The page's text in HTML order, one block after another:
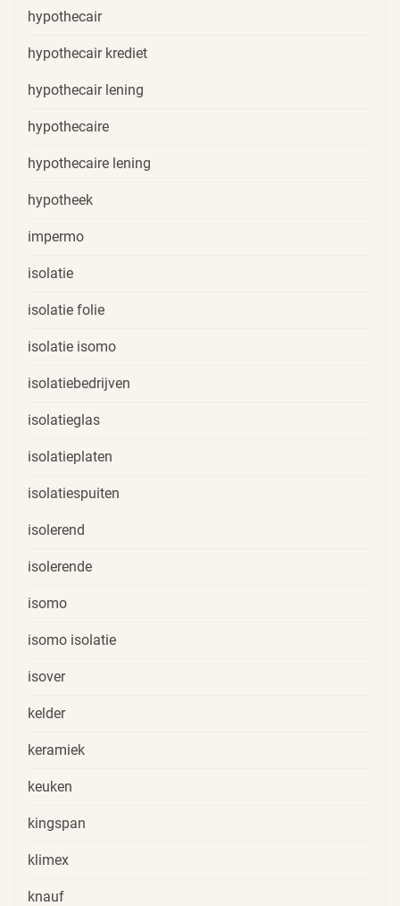
hypothecair
hypothecair krediet
hypothecair lening
hypothecaire
hypothecaire lening
hypotheek
impermo
isolatie
isolatie folie
isolatie isomo
isolatiebedrijven
isolatieglas
isolatieplaten
isolatiespuiten
isolerend
isolerende
isomo
isomo isolatie
isover
kelder
keramiek
keuken
kingspan
klimex
knauf